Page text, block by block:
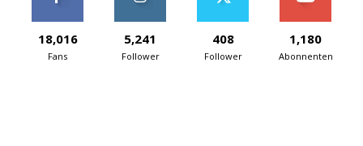
18,016
Fans
5,241
Follower
408
Follower
1,180
Abonnenten